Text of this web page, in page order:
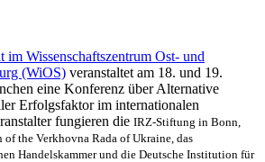
im Wissenschaftszentrum Ost- und
(WiOS) veranstaltet am 18. und 19.
eine Konferenz über Alternative
Erfolgsfaktor im internationalen
fungieren die IRZ-Stiftung in Bonn,
the Verkhovna Rada of Ukraine, das
Handelskammer und die Deutsche Institution für